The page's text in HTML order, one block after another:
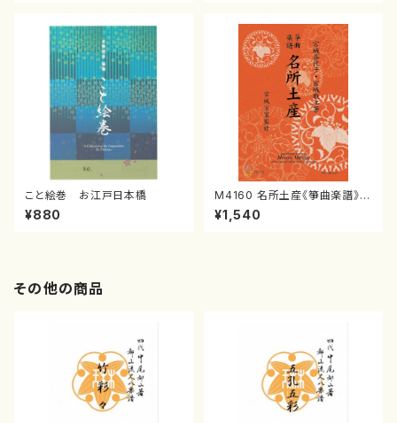
こと絵巻 お江戸日本橋
¥880
M4160 名所土産《箏曲楽譜》
（箏/宮城喜代子・宮城数江著・
宮城宗家監修/箏曲古典楽譜）
¥1,540
その他の商品